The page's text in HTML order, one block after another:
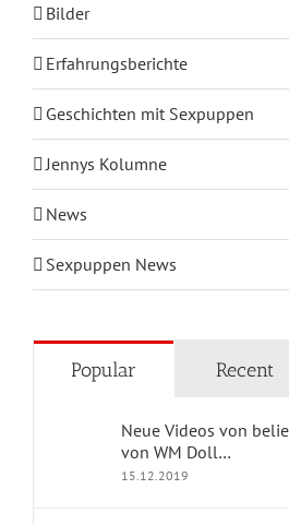
Bilder
Erfahrungsberichte
Geschichten mit Sexpuppen
Jennys Kolumne
News
Sexpuppen News
Popular Recent
Neue Videos von
von WM Doll…
15.12.2019
Blog Home
Geschichten mit Sexpuppen
Jennys Kolumne